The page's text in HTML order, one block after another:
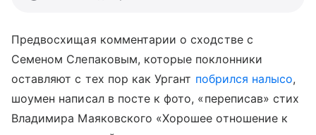
Предвосхищая комментарии о сходстве с
Семеном Слепаковым, которые поклонники
оставляют с тех пор как Ургант побрился налысо,
шоумен написал в посте к фото, «переписав» стих
Владимира Маяковского «Хорошее отношение к